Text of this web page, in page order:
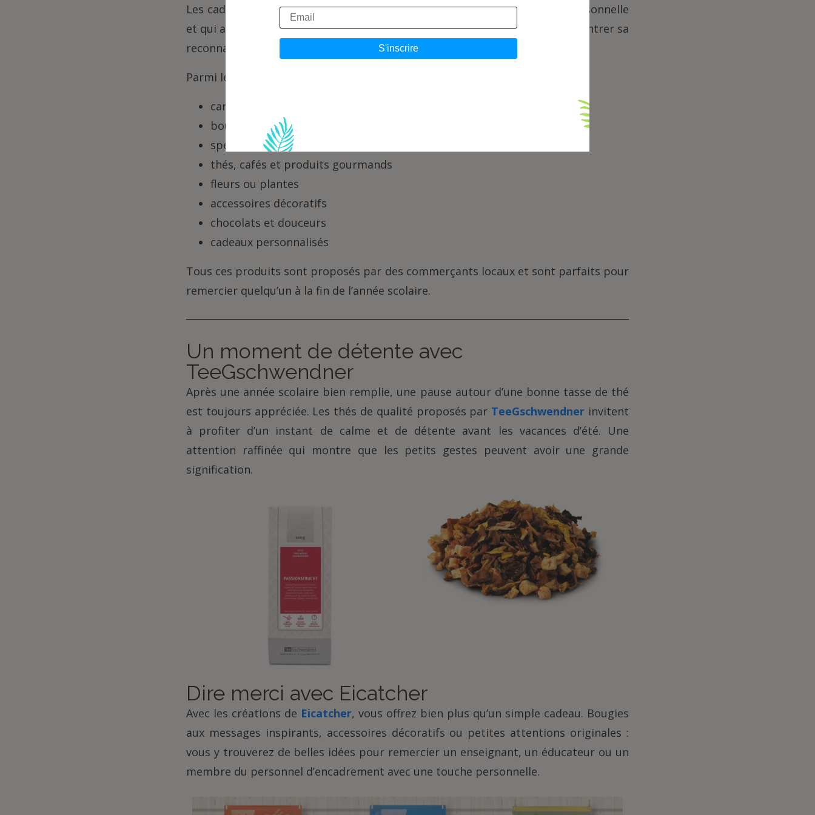
Les cadeaux qui plaisent le plus sont souvent ceux qui ont une touche personnelle
et qui apportent de la joie au quotidien. Une petite attention permet de montrer sa
reconnaissance avec simplicité.
Parmi les idées appréciées :
carnets et beaux articles de papeterie
bougies parfumées et produits bien-être
spécialités régionales
thés, cafés et produits gourmands
fleurs ou plantes
accessoires décoratifs
chocolats et douceurs
cadeaux personnalisés
Tous ces produits sont proposés par des commerçants locaux et sont parfaits pour
remercier quelqu’un à la fin de l’année scolaire.
Un moment de détente avec
TeeGschwendner
Après une année scolaire bien remplie, une pause autour d’une bonne tasse de thé
est toujours appréciée. Les thés de qualité proposés par TeeGschwendner invitent
à profiter d’un instant de calme et de détente avant les vacances d’été. Une
attention raffinée qui montre que les petits gestes peuvent avoir une grande
signification.
Dire merci avec Eicatcher
Avec les créations de Eicatcher, vous offrez bien plus qu’un simple cadeau. Bougies
aux messages inspirants, accessoires décoratifs ou petites attentions originales :
vous y trouverez de belles idées pour remercier un enseignant, un éducateur ou un
membre du personnel d’encadrement avec une touche personnelle.